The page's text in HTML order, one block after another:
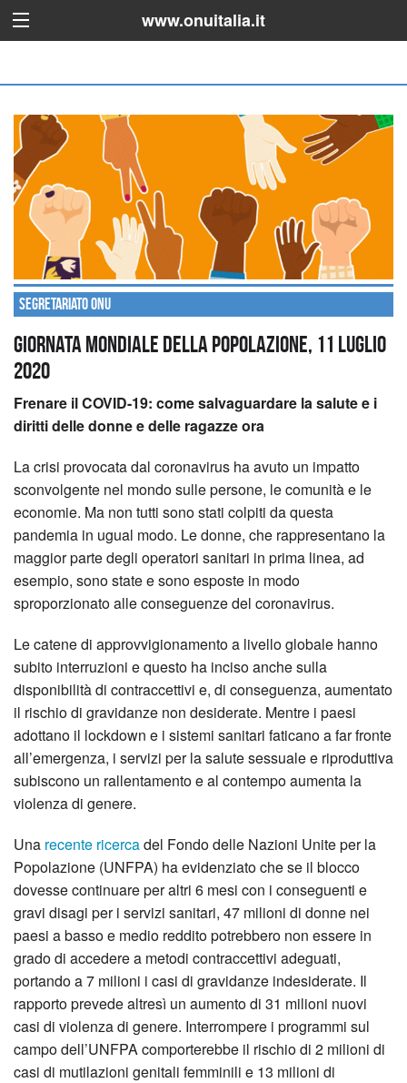
www.onuitalia.it
Segretariato ONU
Giornata mondiale della popolazione, 11 luglio
2020
Frenare il COVID-19: come salvaguardare la salute e i
diritti delle donne e delle ragazze ora
La crisi provocata dal coronavirus ha avuto un impatto
sconvolgente nel mondo sulle persone, le comunità e le
economie. Ma non tutti sono stati colpiti da questa
pandemia in ugual modo. Le donne, che rappresentano la
maggior parte degli operatori sanitari in prima linea, ad
esempio, sono state e sono esposte in modo
sproporzionato alle conseguenze del coronavirus.
Le catene di approvvigionamento a livello globale hanno
subito interruzioni e questo ha inciso anche sulla
disponibilità di contraccettivi e, di conseguenza, aumentato
il rischio di gravidanze non desiderate. Mentre i paesi
adottano il lockdown e i sistemi sanitari faticano a far fronte
all’emergenza, i servizi per la salute sessuale e riproduttiva
subiscono un rallentamento e al contempo aumenta la
violenza di genere.
Una recente ricercadel Fondo delle Nazioni Unite per la
Popolazione (UNFPA) ha evidenziato che se il blocco
dovesse continuare per altri 6 mesi con i conseguenti e
gravi disagi per i servizi sanitari, 47 milioni di donne nei
paesi a basso e medio reddito potrebbero non essere in
grado di accedere a metodi contraccettivi adeguati,
portando a 7 milioni i casi di gravidanze indesiderate. Il
rapporto prevede altresì un aumento di 31 milioni nuovi
casi di violenza di genere. Interrompere i programmi sul
campo dell’UNFPA comporterebbe il rischio di 2 milioni di
casi di mutilazioni genitali femminili e 13 milioni di